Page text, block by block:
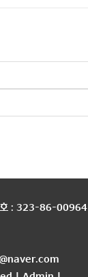
호 : 323-86-00964